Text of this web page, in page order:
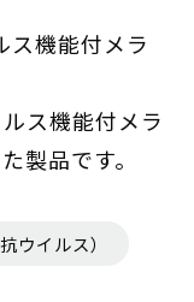
ス機能付メラ
ス機能付メラ
製品です。
ウイルス）